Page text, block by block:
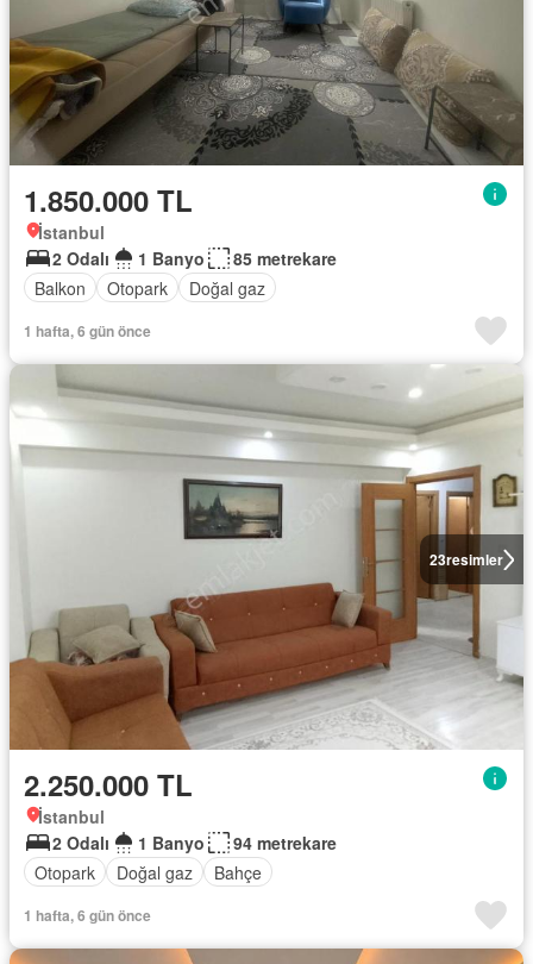
1.850.000 TL
İstanbul
2 Odalı
1 Banyo
85 metrekare
Balkon
Otopark Doğal gaz
1 hafta, 6 gün önce
23resimler
2.250.000 TL
İstanbul
2 Odalı
1 Banyo
94 metrekare
Otopark
Doğal gaz Bahçe
1 hafta, 6 gün önce